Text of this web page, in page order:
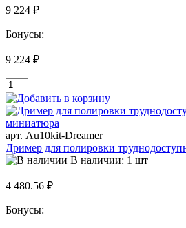
9 224 ₽
Бонусы:
9 224 ₽
арт. Au10kit-Dreamer
Дример для полировки
В наличии: 1 шт
4 480.56 ₽
Бонусы: